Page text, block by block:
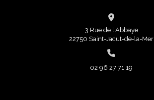
3 Rue de l'Abbaye
22750 Saint-Jacut-de-la-Mer
02 96 27 71 19